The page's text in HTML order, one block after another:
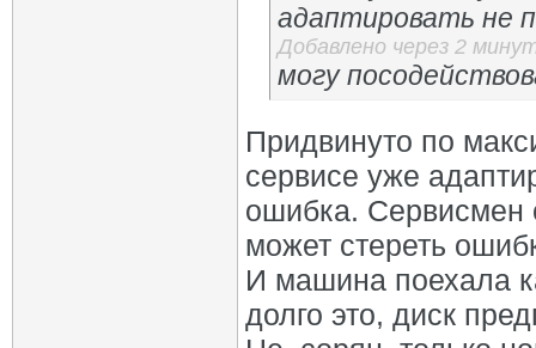
адаптировать не
Добавлено через 2
могу
Придвинуто по
сервисе уже
ошибка. Сервисмен
может стереть
И машина поехала
долго это, диск